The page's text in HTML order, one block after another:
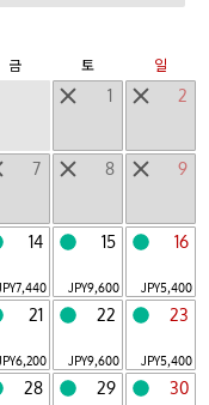
금 토
일
1
2
7 8 9
14
7,440
15
JPY9,600
16
JPY5,400
21
6,200
22
JPY9,600
23
JPY5,400
28 29 30
에츠 관동
오키나와